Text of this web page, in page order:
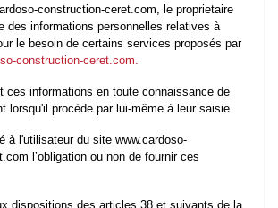
construction-ceret.com, le proprietaire
des informations personnelles relatives à
le besoin de certains services proposés par
construction-ceret.com.
ces informations en toute connaissance de
lorsqu'il procède par lui-même à leur saisie.
à l'utilisateur du site www.cardoso-
l’obligation ou non de fournir ces
dispositions des articles 38 et suivants de la